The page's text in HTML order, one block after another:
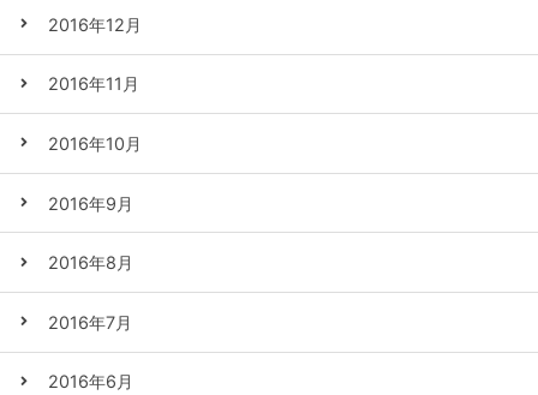
2016年12月
2016年11月
2016年10月
2016年9月
2016年8月
2016年7月
2016年6月